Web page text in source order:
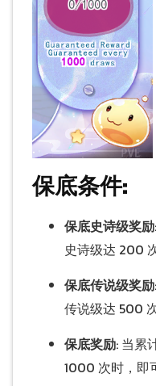
保底条件:
保底史诗级奖励
史诗级达 200
保底传说级奖励
传说级达 500
保底奖励: 当累
1000 次时，即